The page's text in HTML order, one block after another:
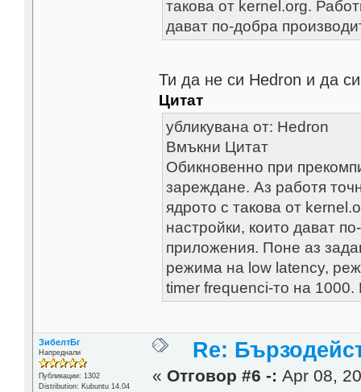
такова от kernel.org.
дават по-добра
Ти да не си Hedron и да
Цитат
убликувана от: Hedron
Вмъкни Цитат
Обикновенно при
зареждане. Аз работя
ядрото с такова от
настройки, които дават
приложения. Поне аз
режима на low latency,
timer frequenci-то на
ЗибелтБг
Напреднали
Публикации: 1302
Distribution: Kubuntu 14.04
Re:
« Отговор #6 -: Apr 08,